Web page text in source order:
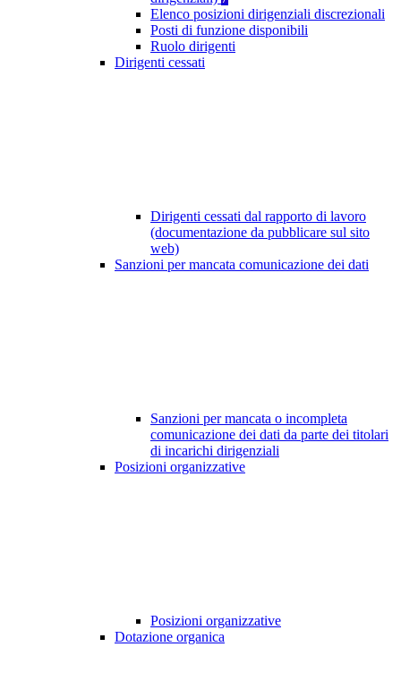
Elenco posizioni dirigenziali discrezionali
Posti di funzione disponibili
Ruolo dirigenti
Dirigenti cessati
Dirigenti cessati dal rapporto di lavoro
(documentazione da pubblicare sul sito
web)
Sanzioni per mancata comunicazione dei dati
Sanzioni per mancata o incompleta
comunicazione dei dati da parte dei titolari
di incarichi dirigenziali
Posizioni organizzative
Posizioni organizzative
Dotazione organica